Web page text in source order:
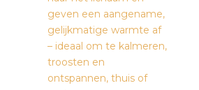
geven een aangename,
gelijkmatige warmte af
– ideaal om te kalmeren,
troosten en
ontspannen, thuis of